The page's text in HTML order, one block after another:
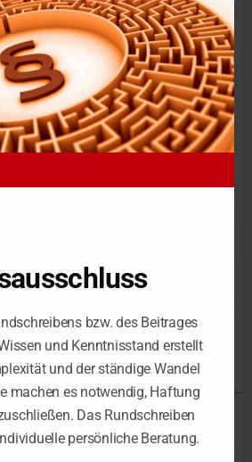
hatte ein Betrieb
erhalten und mit Einreichung einer
die Investitionen nicht mehr
der Vorjahresgewinn erhöht. Die
auf einem rückwirkenden Ereignis
beruhe, sodass keine Zinsen auf die
anfallen.
der gegenteiligen
,Steuerberater Leipzig,
,Zinsen,§ 7g EStG
bzw. des Beitrages
und Kenntnisstand erstellt
und der ständige Wandel
machen es notwendig, Haftung
Das Rundschreiben
persönliche Beratung.